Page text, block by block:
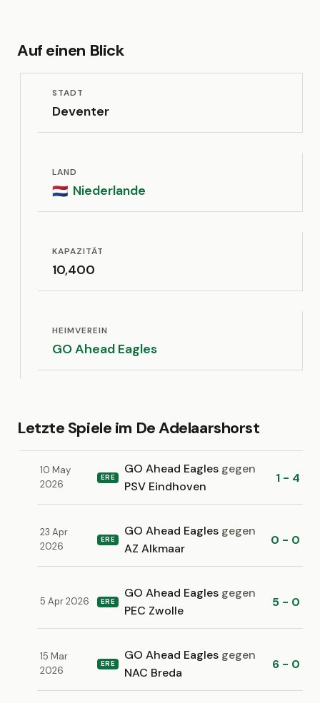
Auf einen Blick
STADT
Deventer
LAND
🇳🇱 Niederlande
KAPAZITÄT
10,400
HEIMVEREIN
GO Ahead Eagles
Letzte Spiele im De Adelaarshorst
10 May
2026
ERE
GO Ahead Eagles gegen
PSV Eindhoven
1 - 4
23 Apr
2026
ERE
GO Ahead Eagles gegen
AZ Alkmaar
0 - 0
5 Apr 2026 ERE
GO Ahead Eagles gegen
PEC Zwolle
5 - 0
15 Mar
2026
ERE
GO Ahead Eagles gegen
NAC Breda
6 - 0